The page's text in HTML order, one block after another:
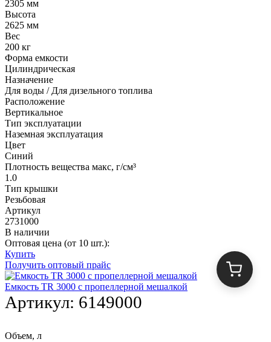
2305 мм
Высота
2625 мм
Вес
200 кг
Форма емкости
Цилиндрическая
Назначение
Для воды / Для дизельного топлива
Расположение
Вертикальное
Тип эксплуатации
Наземная эксплуатация
Цвет
Синий
Плотность вещества макс, г/см³
1.0
Тип крышки
Резьбовая
Артикул
2731000
В наличии
Оптовая цена (от 10 шт.):
Купить
Получить оптовый прайс
Емкость TR 3000 c пропеллерной мешалкой
Артикул: 6149000
Объем, л